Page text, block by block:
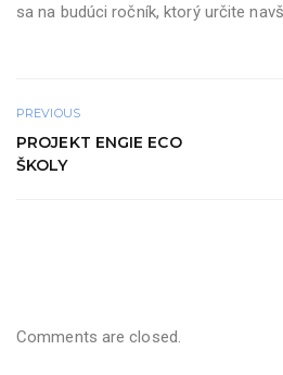
sa na budúci ročník, ktorý určite
PREVIOUS
PROJEKT ENGIE ECO
ŠKOLY
Comments are closed.